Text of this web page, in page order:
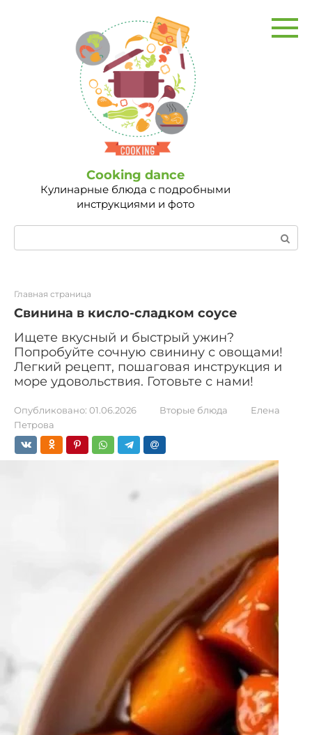
Сooking dance
Кулинарные блюда с подробными
инструкциями и фото
Поиск:
Главная страница
Свинина в кисло-сладком соусе
Ищете вкусный и быстрый ужин?
Попробуйте сочную свинину с овощами!
Легкий рецепт, пошаговая инструкция и
море удовольствия. Готовьте с нами!
Опубликовано: 01.06.2026 Вторые блюда
Елена
Петрова